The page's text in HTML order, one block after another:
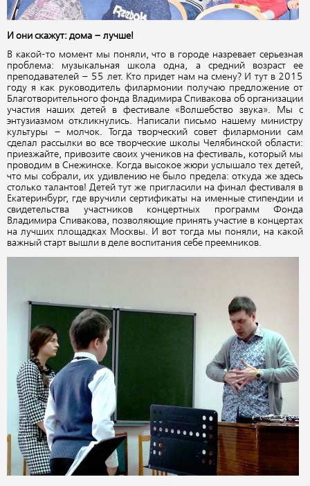
И они скажут: дома – лучше!
В какой-то момент мы поняли, что в городе назревает серьезная
проблема: музыкальная школа одна, а средний возраст ее
преподавателей – 55 лет. Кто придет нам на смену? И тут в 2015
году я как руководитель филармонии получаю предложение от
Благотворительного фонда Владимира Спивакова об организации
участия наших детей в фестивале «Волшебство звука». Мы с
энтузиазмом откликнулись. Написали письмо нашему министру
культуры – молчок. Тогда творческий совет филармонии сам
сделал рассылки во все творческие школы Челябинской области:
приезжайте, привозите своих учеников на фестиваль, который мы
проводим в Снежинске. Когда высокое жюри услышало тех детей,
что мы собрали, их удивлению не было предела: откуда же здесь
столько талантов! Детей тут же пригласили на финал фестиваля в
Екатеринбург, где вручили сертификаты на именные стипендии и
свидетельства участников концертных программ Фонда
Владимира Спивакова, позволяющие принять участие в концертах
на лучших площадках Москвы. И вот тогда мы поняли, на какой
важный старт вышли в деле воспитания себе преемников.